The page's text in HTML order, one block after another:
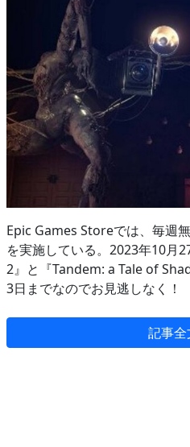
Epic Games Storeでは、毎週
を実施している。2023年10月
2』と『Tandem: a Tale of
3日までなのでお見逃しなく！
記事